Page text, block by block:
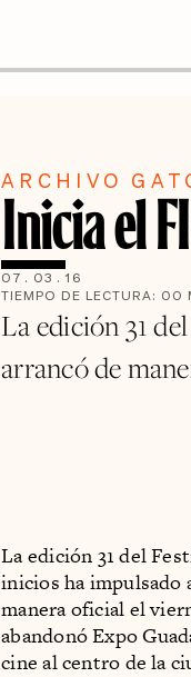
ARCHIVO
Inicia el
07 . 03 . 16
TIEMPO DE LECTURA: 00
La edición 31
arrancó de
La edición 31 del
inicios ha impulsado
manera oficial el
abandonó Expo
cine al centro de la